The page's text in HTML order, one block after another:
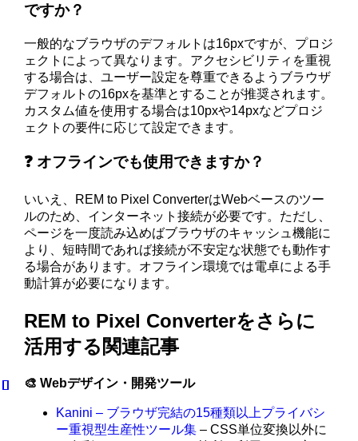
ですか？
一般的なブラウザのデフォルトは16pxですが、プロジ
ェクトによって異なります。アクセシビリティを重視
する場合は、ユーザー設定を尊重できるようブラウザ
デフォルトの16pxを基準とすることが推奨されます。
カスタム値を使用する場合は10pxや14pxなどプロジ
ェクトの要件に応じて設定できます。
❓ オフラインでも使用できますか？
いいえ、REM to Pixel ConverterはWebベースのツー
ルのため、インターネット接続が必要です。ただし、
ページを一度読み込めばブラウザのキャッシュ機能に
より、短時間であれば接続が不安定な状態でも動作す
る場合があります。オフライン環境では電卓による手
動計算が必要になります。
REM to Pixel Converterをさらに
活用する関連記事
🎨 Webデザイン・開発ツール
Kanini – ブラウザ完結の15種類以上プライバシ
ー重視型生産性ツール集 – CSS単位変換以外に